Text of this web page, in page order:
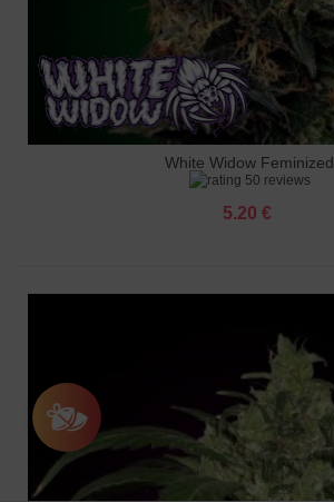
White Widow Feminized
50 reviews
5.20 €